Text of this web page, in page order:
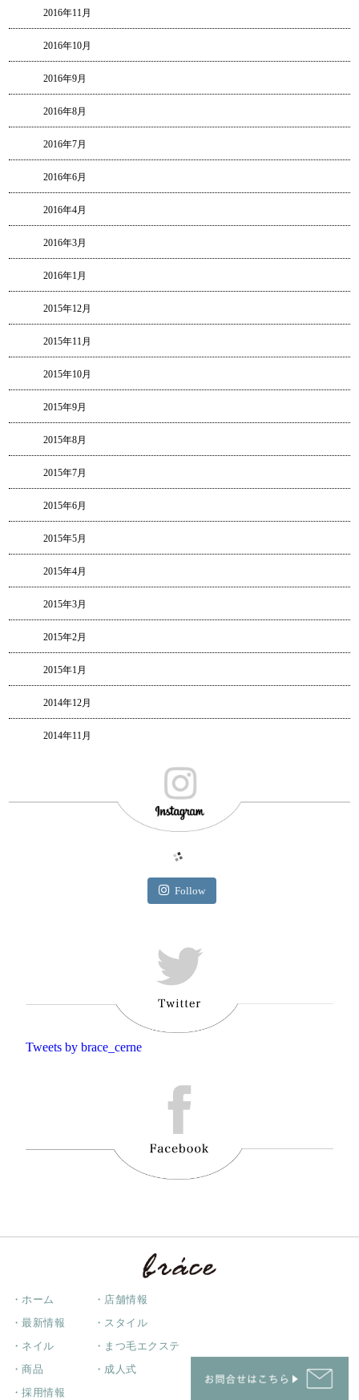
2016年11月
2016年10月
2016年9月
2016年8月
2016年7月
2016年6月
2016年4月
2016年3月
2016年1月
2015年12月
2015年11月
2015年10月
2015年9月
2015年8月
2015年7月
2015年6月
2015年5月
2015年4月
2015年3月
2015年2月
2015年1月
2014年12月
2014年11月
Follow
Tweets by brace_cerne
・ホーム ・店舗情報
・最新情報 ・スタイル
・ネイル ・まつ毛エクステ
・商品 ・成人式
・採用情報